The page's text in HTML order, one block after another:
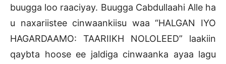
buugga loo raaciyay. Buugga Cabdullaahi Alle ha
u naxariistee cinwaankiisu waa “HALGAN IYO
HAGARDAAMO: TAARIIKH NOLOLEED” laakiin
qaybta hoose ee jaldiga cinwaanka ayaa lagu